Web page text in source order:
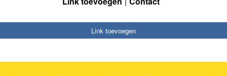
Link toevoegen